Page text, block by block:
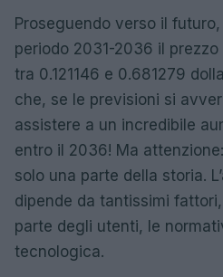
Proseguendo verso il
periodo 2031-2036 il
tra 0.121146 e 0.681279
che, se le previsioni si
assistere a un incredibile
entro il 2036! Ma
solo una parte della storia.
dipende da tantissimi
parte degli utenti, le
tecnologica.